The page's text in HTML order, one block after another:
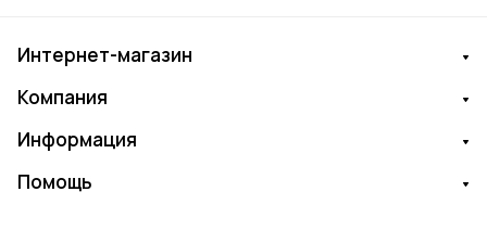
Интернет-магазин
Компания
Информация
Помощь